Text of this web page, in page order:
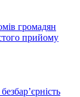
громадян
прийому